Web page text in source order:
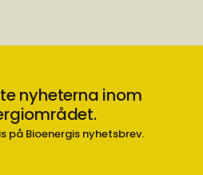
nyheterna inom
på Bioenergis nyhetsbrev.